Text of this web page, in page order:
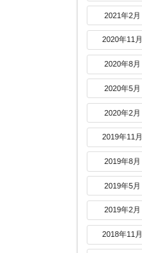
2021年2月
2020年11月
2020年8月
2020年5月
2020年2月
2019年11月
2019年8月
2019年5月
2019年2月
2018年11月